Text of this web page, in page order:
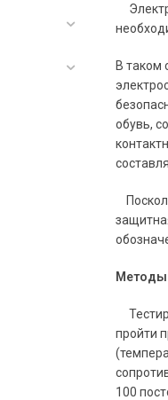
В таком
обувь,
Методы
пройти
100